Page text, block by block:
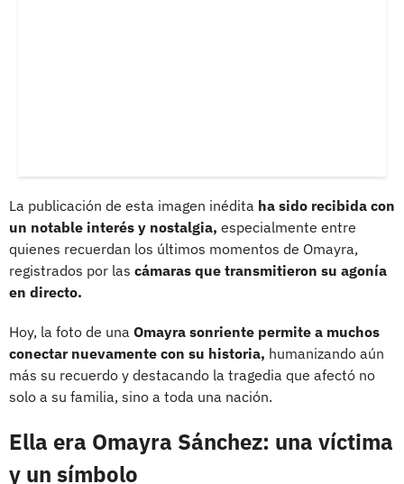
La publicación de esta imagen inédita ha sido recibida con
un notable interés y nostalgia, especialmente entre
quienes recuerdan los últimos momentos de Omayra,
registrados por las cámaras que transmitieron su agonía
en directo.
Hoy, la foto de una Omayra sonriente permite a muchos
conectar nuevamente con su historia, humanizando aún
más su recuerdo y destacando la tragedia que afectó no
solo a su familia, sino a toda una nación.
Ella era Omayra Sánchez: una víctima
y un símbolo